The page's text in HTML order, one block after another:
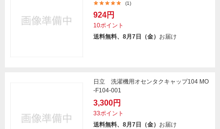
(1)
924円
10ポイント
送料無料、8月7日（金） お届け
日立 洗濯機用オセンタクキャップ104 MO
-F104-001
3,300円
33ポイント
送料無料、8月7日（金） お届け